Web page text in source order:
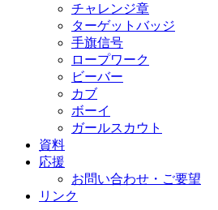
チャレンジ章
ターゲットバッジ
手旗信号
ロープワーク
ビーバー
カブ
ボーイ
ガールスカウト
資料
応援
お問い合わせ・ご要望
リンク